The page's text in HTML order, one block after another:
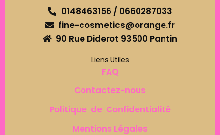
0148463156 / 0660287033
fine-cosmetics@orange.fr
90 Rue Diderot 93500 Pantin
Liens Utiles
FAQ
Contactez-nous
Politique de Confidentialité
Mentions Légales